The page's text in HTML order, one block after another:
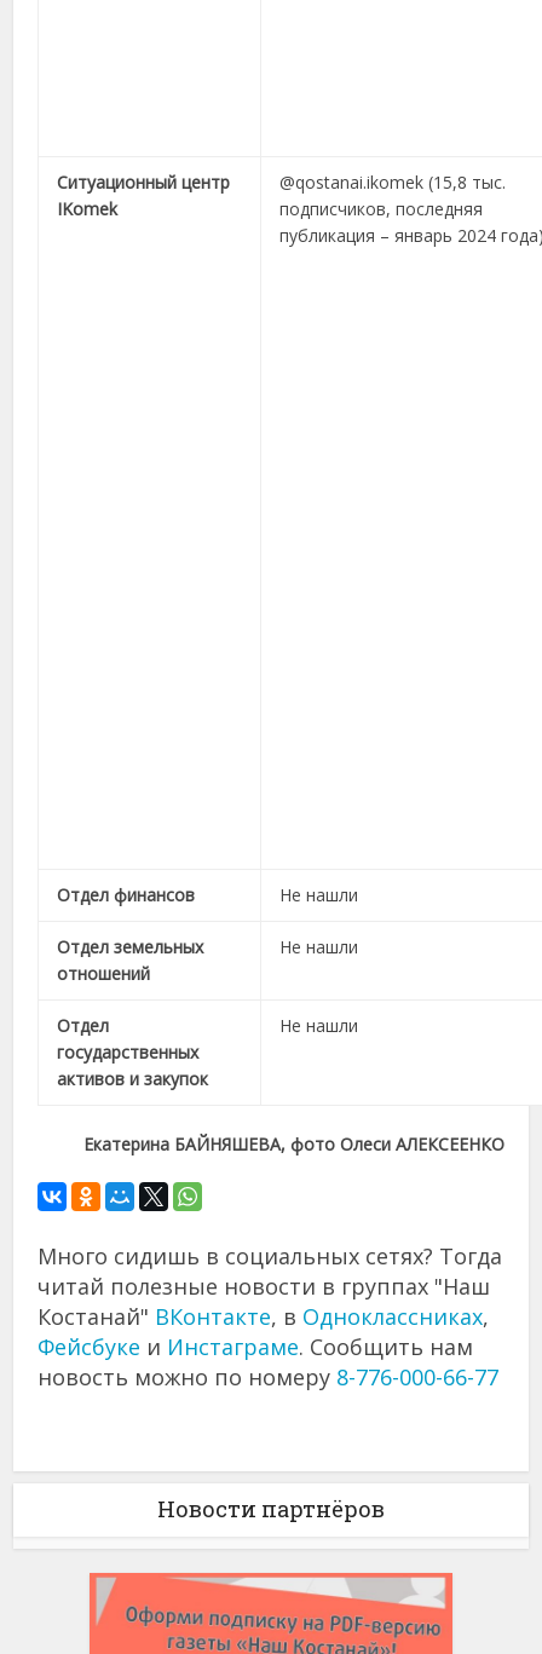
Ситуационный центр
IKomek
@qostanai.ikomek (15,8 тыс.
подписчиков, последняя
публикация – январь 2024
Отдел финансов Не нашли
Отдел земельных
отношений
Не нашли
Отдел
государственных
активов и закупок
Не нашли
Екатерина БАЙНЯШЕВА, фото Олеси АЛЕКСЕЕНКО
Много сидишь в социальных сетях? Тогда
читай полезные новости в группах "Наш
Костанай" ВКонтакте, в Одноклассниках,
Фейсбуке и Инстаграме. Сообщить нам
новость можно по номеру 8-776-000-66-77
Новости партнёров